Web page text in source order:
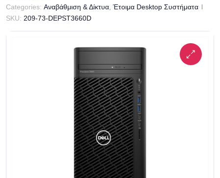
Categories: Αναβάθμιση & Δίκτυα Έτοιμα Desktop Συστήματα
SKU: 209-73-DEPST3660D